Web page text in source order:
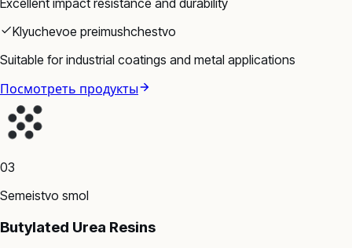
Excellent impact resistance and durability
Klyuchevoe preimushchestvo
Suitable for industrial coatings and metal applications
Посмотреть продукты
03
Semeistvo smol
Butylated Urea Resins